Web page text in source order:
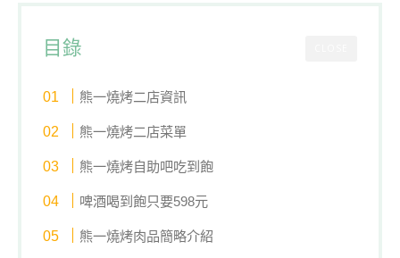
目錄
熊一燒烤二店資訊
熊一燒烤二店菜單
熊一燒烤自助吧吃到飽
啤酒喝到飽只要598元
熊一燒烤肉品簡略介紹